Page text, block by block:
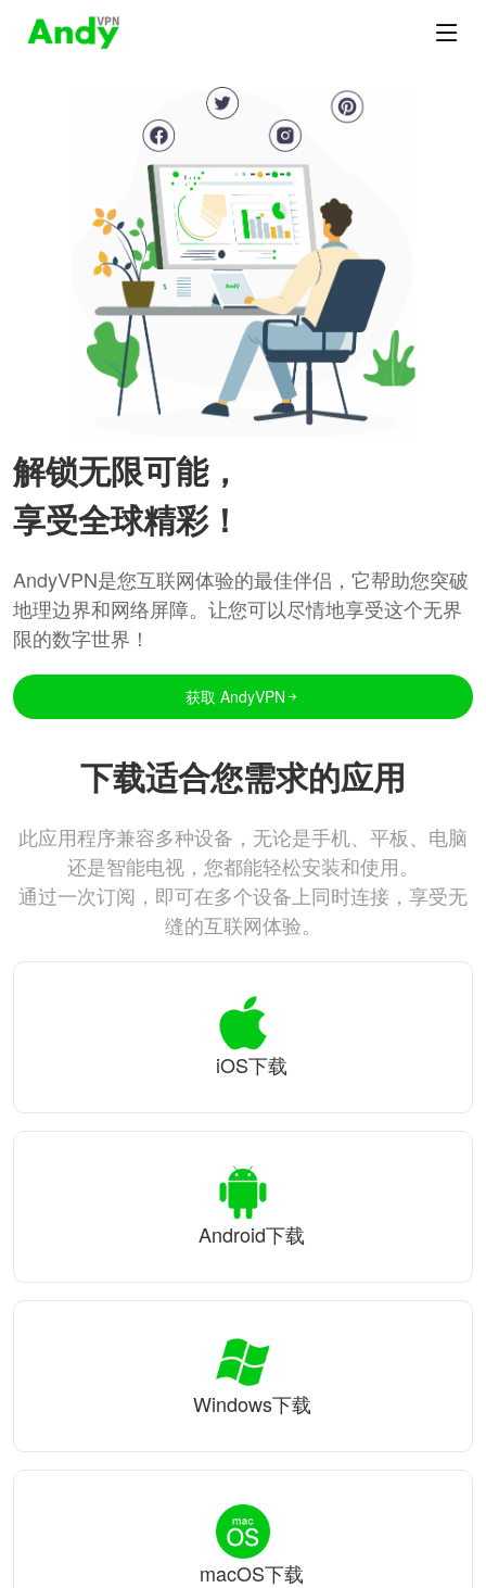
解锁无限可能，
享受全球精彩！
AndyVPN是您互联网体验的最佳伴侣，它帮助您突破
地理边界和网络屏障。让您可以尽情地享受这个无界
限的数字世界！
获取 AndyVPN
下载适合您需求的应用
此应用程序兼容多种设备，无论是手机、平板、电脑
还是智能电视，您都能轻松安装和使用。
通过一次订阅，即可在多个设备上同时连接，享受无
缝的互联网体验。
iOS下载
Android下载
Windows下载
macOS下载